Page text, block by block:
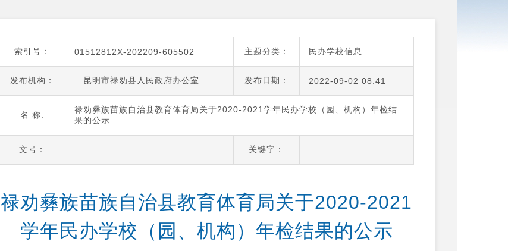
索引号： 01512812X-202209-605502 主题分类： 民办学校信息
发布机构： 昆明市禄劝县人民政府办公室 发布日期： 2022-09-02 08:41
名 称:
禄劝彝族苗族自治县教育体育局关于2020-2021学年民办学校（园、机构）年检结
果的公示
文号： 关键字：
禄劝彝族苗族自治县教育体育局关于2020-2021
学年民办学校（园、机构）年检结果的公示